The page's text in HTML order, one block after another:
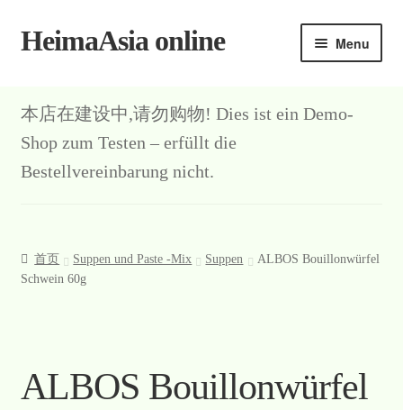
Skip
Skip
HeimaAsia online Menu
本店在建设中,请勿购物! Dies ist ein Demo-
Shop zum Testen – erfüllt die
Bestellvereinbarung nicht.
首页 Suppen und Paste -Mix Suppen
ALBOS Bouillonwürfel
Schwein 60g
ALBOS Bouillonwürfel